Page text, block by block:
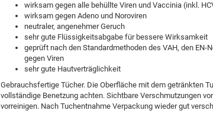
wirksam gegen alle behüllte Viren und Vaccinia (inkl.
wirksam gegen Adeno und Noroviren
neutraler, angenehmer Geruch
sehr gute Flüssigkeitsabgabe für bessere Wirksamkeit
geprüft nach den Standardmethoden des VAH, den
gegen Viren
sehr gute Hautverträglichkeit
Gebrauchsfertige Tücher. Die Oberfläche mit dem getränkten
vollständige Benetzung achten. Sichtbare Verschmutzungen
vorreinigen. Nach Tuchentnahme Verpackung wieder gut